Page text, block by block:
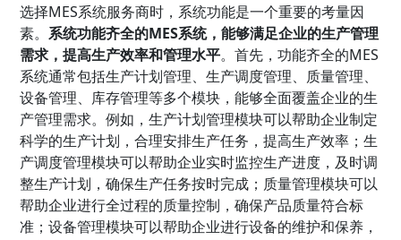
选择MES系统服务商时，系统功能是一个重要的考量因
素。系统功能齐全的MES系统，能够满足企业的生产管理
需求，提高生产效率和管理水平。首先，功能齐全的MES
系统通常包括生产计划管理、生产调度管理、质量管理、
设备管理、库存管理等多个模块，能够全面覆盖企业的生
产管理需求。例如，生产计划管理模块可以帮助企业制定
科学的生产计划，合理安排生产任务，提高生产效率；生
产调度管理模块可以帮助企业实时监控生产进度，及时调
整生产计划，确保生产任务按时完成；质量管理模块可以
帮助企业进行全过程的质量控制，确保产品质量符合标
准；设备管理模块可以帮助企业进行设备的维护和保养，